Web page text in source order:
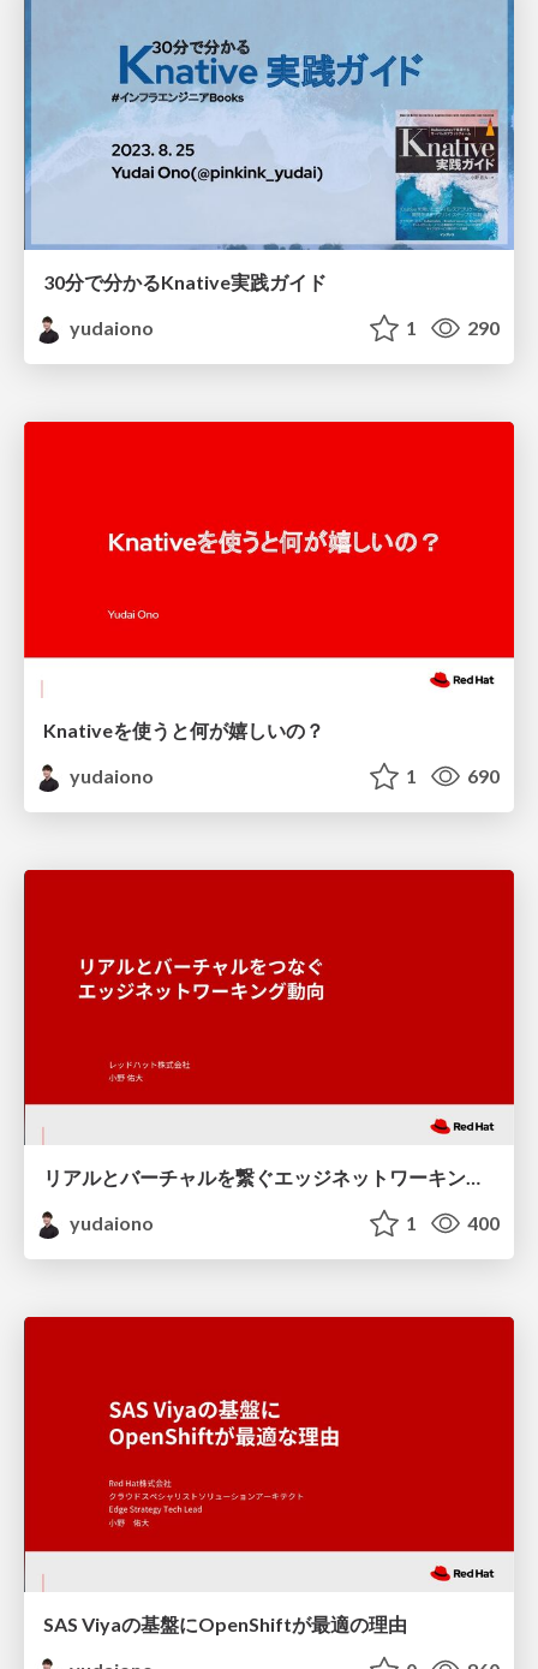
30分で分かるKnative実践ガイド
yudaiono
1 290
Knativeを使うと何が嬉しいの？
yudaiono
1 690
リアルとバーチャルを繋ぐエッジネットワーキング動向
yudaiono
1 400
SAS Viyaの基盤にOpenShiftが最適の理由